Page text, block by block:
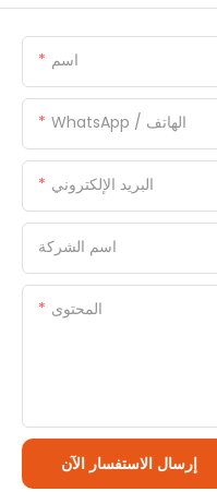
اسم
WhatsApp / الهاتف
البريد الإلكتروني
اسم الشركة
المحتوى
إرسال الاستفسار الآن